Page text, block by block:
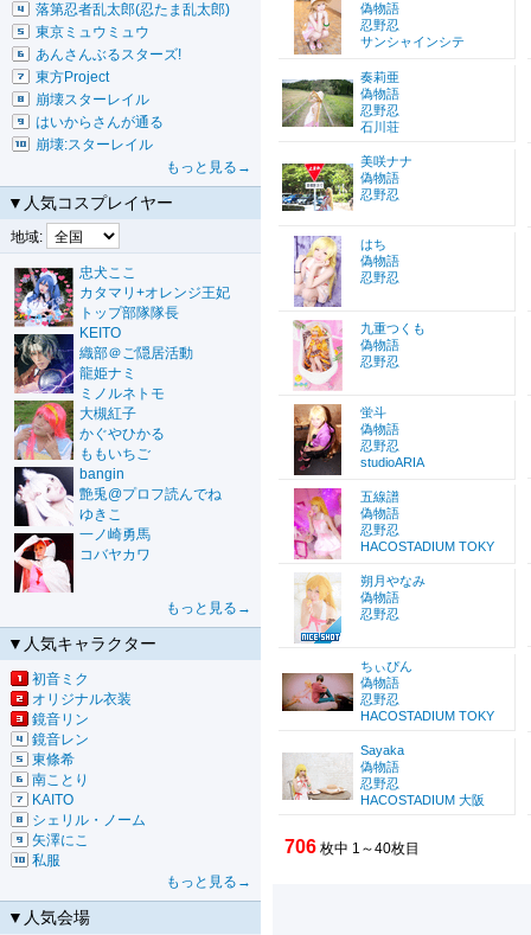
落第忍者乱太郎(忍たま乱太郎)
東京ミュウミュウ
あんさんぶるスターズ!
東方Project
崩壊スターレイル
はいからさんが通る
崩壊:スターレイル
もっと見る→
▼人気コスプレイヤー
地域:
忠犬ここ
カタマリ+オレンジ王妃
トップ部隊隊長
KEITO
織部＠ご隠居活動
龍姫ナミ
ミノルネトモ
大槻紅子
かぐやひかる
ももいちご
bangin
艶兎@プロフ読んでね
ゆきこ
一ノ崎勇馬
コバヤカワ
もっと見る→
▼人気キャラクター
初音ミク
オリジナル衣装
鏡音リン
鏡音レン
東條希
南ことり
KAITO
シェリル・ノーム
矢澤にこ
私服
もっと見る→
▼人気会場
偽物語
忍野忍
サンシャインシテ
奏莉亜
偽物語
忍野忍
石川荘
美咲ナナ
偽物語
忍野忍
はち
偽物語
忍野忍
九重つくも
偽物語
忍野忍
蛍斗
偽物語
忍野忍
studioARIA
五線譜
偽物語
忍野忍
HACOSTADIUM TOKY
朔月やなみ
偽物語
忍野忍
ちぃぴん
偽物語
忍野忍
HACOSTADIUM TOKY
Sayaka
偽物語
忍野忍
HACOSTADIUM 大阪
706 枚中 1～40枚目